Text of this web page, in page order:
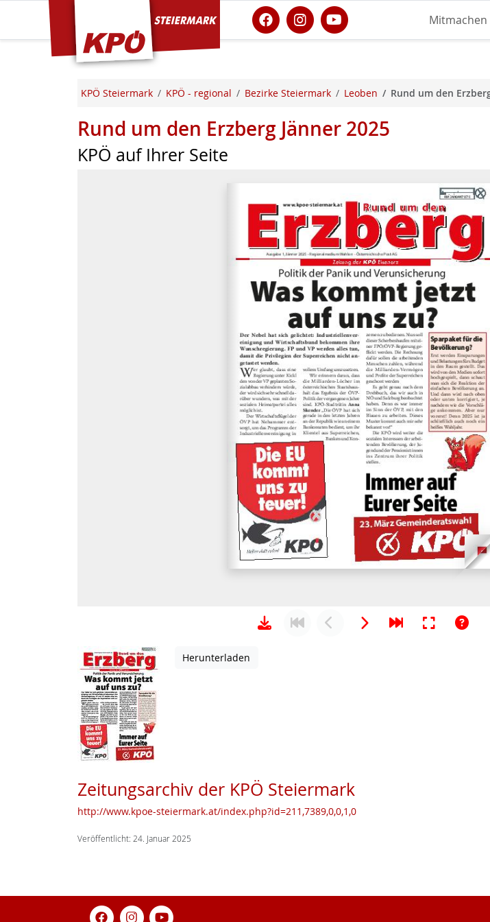
KPÖ Steiermark Mitmachen
KPÖ Steiermark KPÖ - regional Bezirke Steiermark Leoben Rund um den
Rund um den Erzberg Jänner 2025
KPÖ auf Ihrer Seite
Herunterladen
Zeitungsarchiv der KPÖ Steiermark
http://www.kpoe-steiermark.at/index.php?id=211,7389,0,0,1,0
Veröffentlicht: 24. Januar 2025